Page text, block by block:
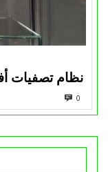
نظام تصفيات
0